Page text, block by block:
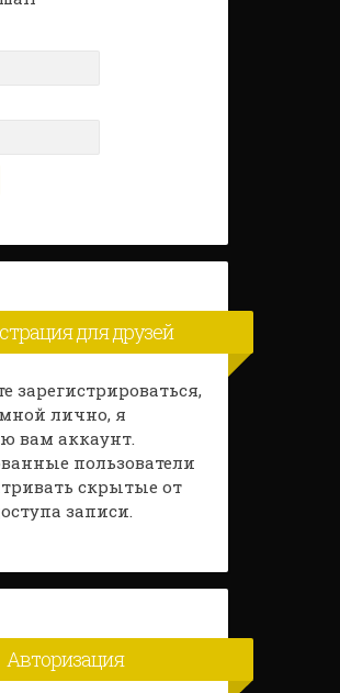
для друзей
зарегистрироваться,
лично, я
вам аккаунт.
пользователи
скрытые от
записи.
Авторизация